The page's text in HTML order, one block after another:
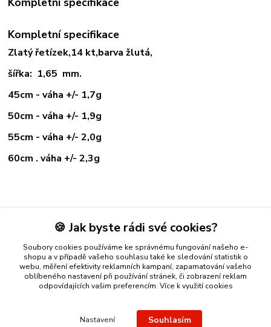
Kompletní specifikace
Zlatý řetízek,14 kt,barva žlutá,
šířka: 1,65 mm.
45cm - váha +/- 1,7g
50cm - váha +/- 1,9g
55cm - váha +/- 2,0g
60cm . váha +/- 2,3g
Zboží zařazeno v kategoriích
ZLATÉ ŘETÍZKY
žluté zlato
Nákup zlatého šperku s jistotou a ke spokojenosti
nebo řetízek spolehlivý nápad na dárek.Stříbro Nikol
🍪 Jak byste rádi své cookies?
Soubory cookies používáme ke správnému fungování našeho e-
shopu a v případě vašeho souhlasu také ke sledování statistik o
webu, měření efektivity reklamních kampaní, zapamatování vašeho
oblíbeného nastavení při používání stránek, či zobrazení reklam
odpovídajících vašim preferencím. Více k využití cookies
Nastavení Souhlasím